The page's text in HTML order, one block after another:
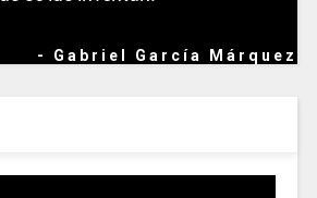
- Gabriel García Márquez